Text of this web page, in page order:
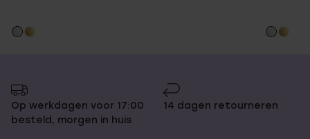
Op werkdagen voor 17:00
besteld, morgen in huis
14 dagen retourneren